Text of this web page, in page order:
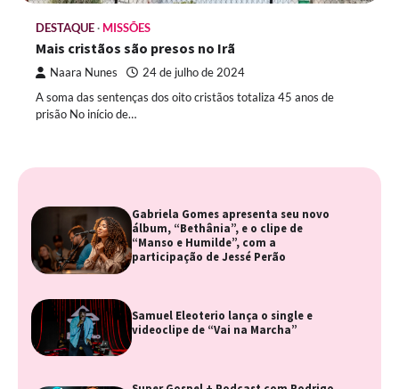
DESTAQUE MISSÕES
Mais cristãos são presos no Irã
Naara Nunes 24 de julho de 2024
A soma das sentenças dos oito cristãos totaliza 45 anos de
prisão No início de…
Gabriela Gomes apresenta seu novo
álbum, “Bethânia”, e o clipe de
“Manso e Humilde”, com a
participação de Jessé Perão
Samuel Eleoterio lança o single e
videoclipe de “Vai na Marcha”